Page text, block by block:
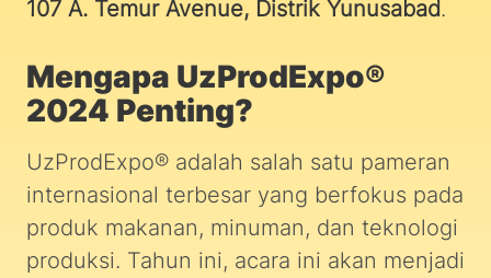
107 A. Temur Avenue, Distrik Yunusabad.
Mengapa UzProdExpo®
2024 Penting?
UzProdExpo® adalah salah satu pameran
internasional terbesar yang berfokus pada
produk makanan, minuman, dan teknologi
produksi. Tahun ini, acara ini akan menjadi